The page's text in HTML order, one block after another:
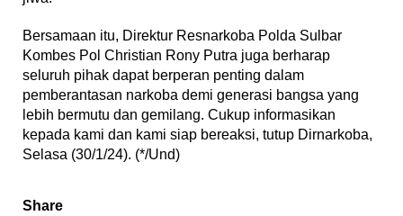
Bersamaan itu, Direktur Resnarkoba Polda Sulbar
Kombes Pol Christian Rony Putra juga berharap
seluruh pihak dapat berperan penting dalam
pemberantasan narkoba demi generasi bangsa yang
lebih bermutu dan gemilang. Cukup informasikan
kepada kami dan kami siap bereaksi, tutup Dirnarkoba,
Selasa (30/1/24). (*/Und)
Share